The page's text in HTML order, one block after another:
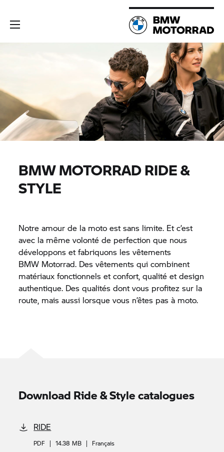
BMW MOTORRADRIDE &
STYLE
Notre amour de la moto est sans limite. Et c’est
avec la même volonté de perfection que nous
développons et fabriquons les vêtements
BMW Motorrad. Des vêtements qui combinent
matériaux fonctionnels et confort, qualité et design
authentique. Des qualités dont vous profitez sur la
route, mais aussi lorsque vous n’êtes pas à moto.
Download Ride & Style catalogues
RIDE
PDF | 14.38 MB | Français